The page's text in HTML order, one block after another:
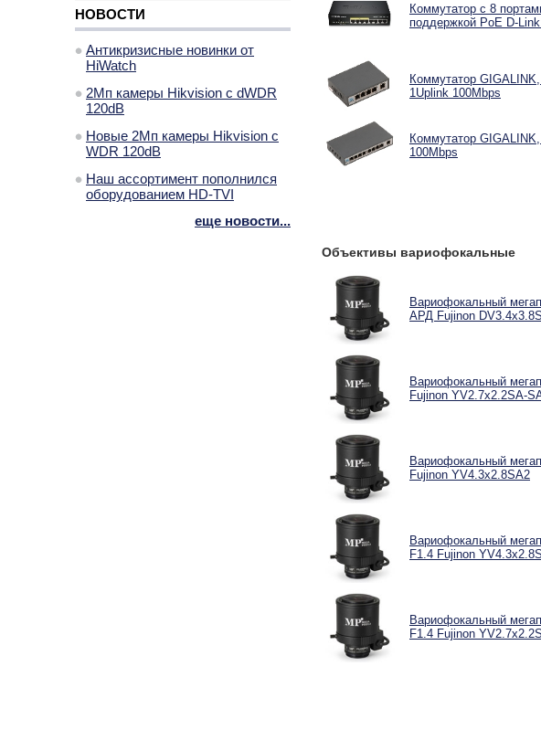
Коммутатор с 8
поддержкой PoE D-
Коммутатор
1Uplink 100Mbps
Коммутатор
100Mbps
Объективы вариофокальные
Вариофокальный
АРД Fujinon
Вариофокальный
Fujinon YV2.7x2.2SA-
Вариофокальный
Fujinon YV4.3x2.8SA2
Вариофокальный
F1.4 Fujinon
Вариофокальный
F1.4 Fujinon
НОВОСТИ
Антикризисные новинки от
HiWatch
2Мп камеры Hikvision с dWDR
120dB
Новые 2Мп камеры Hikvision с
WDR 120dB
Наш ассортимент пополнился
оборудованием HD-TVI
еще новости...